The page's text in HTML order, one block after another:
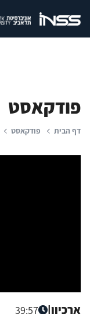
פודקאסט
דף הבית פודקאסט
ארכיון|
39:57